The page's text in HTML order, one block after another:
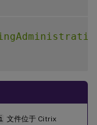
文件位于 Citrix